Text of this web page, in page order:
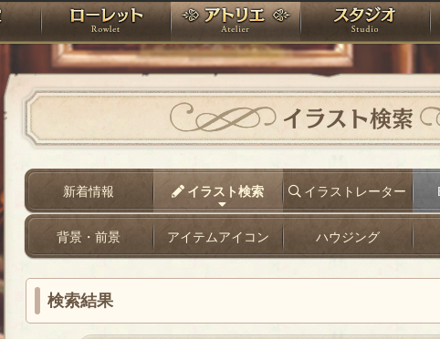
PandoraPartyProject
神殿 ローレット アトリエ
イラスト検索
新着情報 イラスト検索 イラストレーター
背景・前景 アイテムアイコン ハウジング
検索結果